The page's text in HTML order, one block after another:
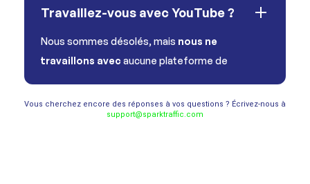
Travaillez-vous avec YouTube ?
Nous sommes désolés, mais nous ne
travaillons avec aucune plateforme de
Vous cherchez encore des réponses à vos questions ? Écrivez-nous à
support@sparktraffic.com